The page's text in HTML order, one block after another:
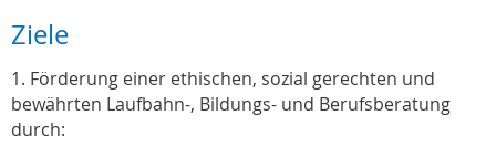
Ziele
1. Förderung einer ethischen, sozial gerechten und
bewährten Laufbahn-, Bildungs- und Berufsberatung
durch: